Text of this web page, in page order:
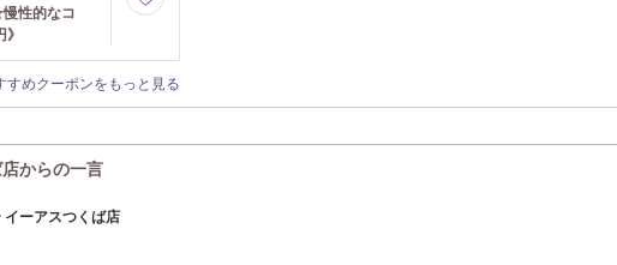
性的なコ
すめクーポンをもっと見る
からの一言
イーアスつくば店